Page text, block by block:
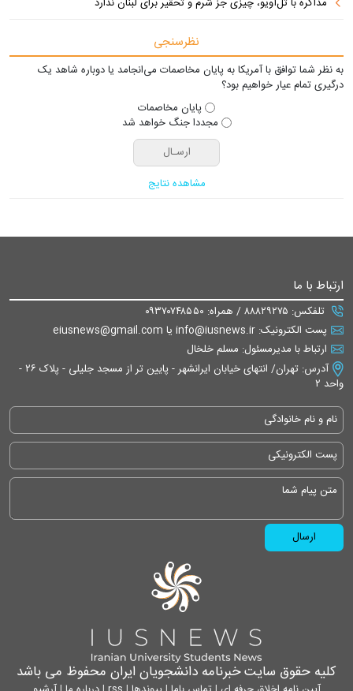
نظرسنجی
به نظر شما توافق با آمریکا به پایان مخاصمات می‌انجامد یا دوباره شاهد یک
درگیری تمام عیار خواهیم بود؟
پایان مخاصمات
مجددا جنگ خواهد شد
مشاهده نتایج
ارتباط با ما
تلفکس: ۸۸۸۲۹۲۷۵ / همراه: ۰۹۳۷۰۷۴۸۵۵۰
پست الکترونیک: info@iusnews.ir یا eiusnews@gmail.com
ارتباط با مدیرمسئول: مسلم خلخال
آدرس: تهران/ انتهای خیابان ایرانشهر - پایین تر از مسجد جلیلی - پلاک ۲۶ -
واحد ۲
کلیه حقوق سایت خبرنامه دانشجویان ایران محفوظ می باشد